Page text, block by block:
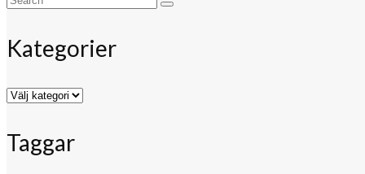
Kategorier
Kategorier
Taggar